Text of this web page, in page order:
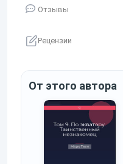
Отзывы
Рецензии
От этого автора